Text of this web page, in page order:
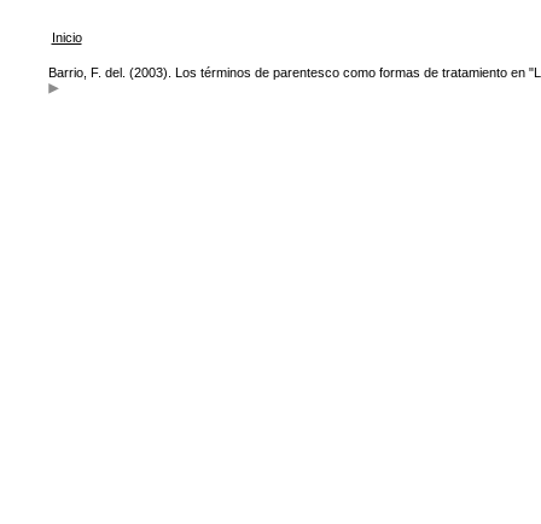
Inicio
Barrio, F. del. (2003). Los términos de parentesco como formas de tratamiento en